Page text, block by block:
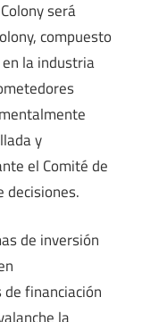
será
compuesto
la industria
y
el Comité de
decisiones.
de inversión
financiación